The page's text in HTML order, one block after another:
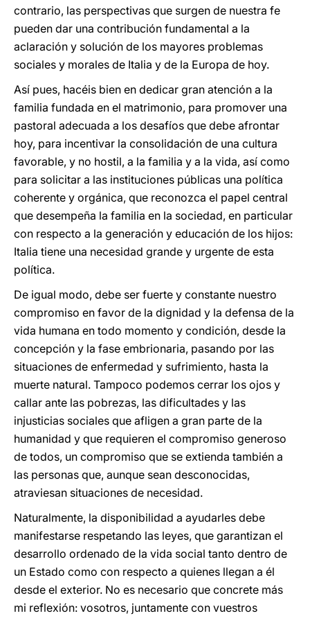
contrario, las perspectivas que surgen de nuestra fe
pueden dar una contribución fundamental a la
aclaración y solución de los mayores problemas
sociales y morales de Italia y de la Europa de hoy.
Así pues, hacéis bien en dedicar gran atención a la
familia fundada en el matrimonio, para promover una
pastoral adecuada a los desafíos que debe afrontar
hoy, para incentivar la consolidación de una cultura
favorable, y no hostil, a la familia y a la vida, así como
para solicitar a las instituciones públicas una política
coherente y orgánica, que reconozca el papel central
que desempeña la familia en la sociedad, en particular
con respecto a la generación y educación de los hijos:
Italia tiene una necesidad grande y urgente de esta
política.
De igual modo, debe ser fuerte y constante nuestro
compromiso en favor de la dignidad y la defensa de la
vida humana en todo momento y condición, desde la
concepción y la fase embrionaria, pasando por las
situaciones de enfermedad y sufrimiento, hasta la
muerte natural. Tampoco podemos cerrar los ojos y
callar ante las pobrezas, las dificultades y las
injusticias sociales que afligen a gran parte de la
humanidad y que requieren el compromiso generoso
de todos, un compromiso que se extienda también a
las personas que, aunque sean desconocidas,
atraviesan situaciones de necesidad.
Naturalmente, la disponibilidad a ayudarles debe
manifestarse respetando las leyes, que garantizan el
desarrollo ordenado de la vida social tanto dentro de
un Estado como con respecto a quienes llegan a él
desde el exterior. No es necesario que concrete más
mi reflexión: vosotros, juntamente con vuestros